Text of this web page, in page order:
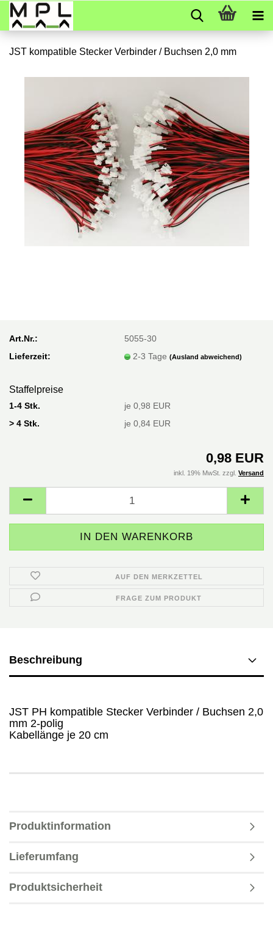
JST kompatible Stecker Verbinder / Buchsen 2,0 mm
Art.Nr.:
5055-30
Lieferzeit:
2-3 Tage(Ausland abweichend)
Staffelpreise
1-4 Stk.
je 0,98 EUR
> 4 Stk.
je 0,84 EUR
0,98 EUR
inkl. 19% MwSt. zzgl. Versand
AUF DEN MERKZETTEL
FRAGE ZUM PRODUKT
Beschreibung
JST PH kompatible Stecker Verbinder / Buchsen 2,0
mm 2-polig
Kabellänge je 20 cm
Produktinformation
Lieferumfang
Produktsicherheit